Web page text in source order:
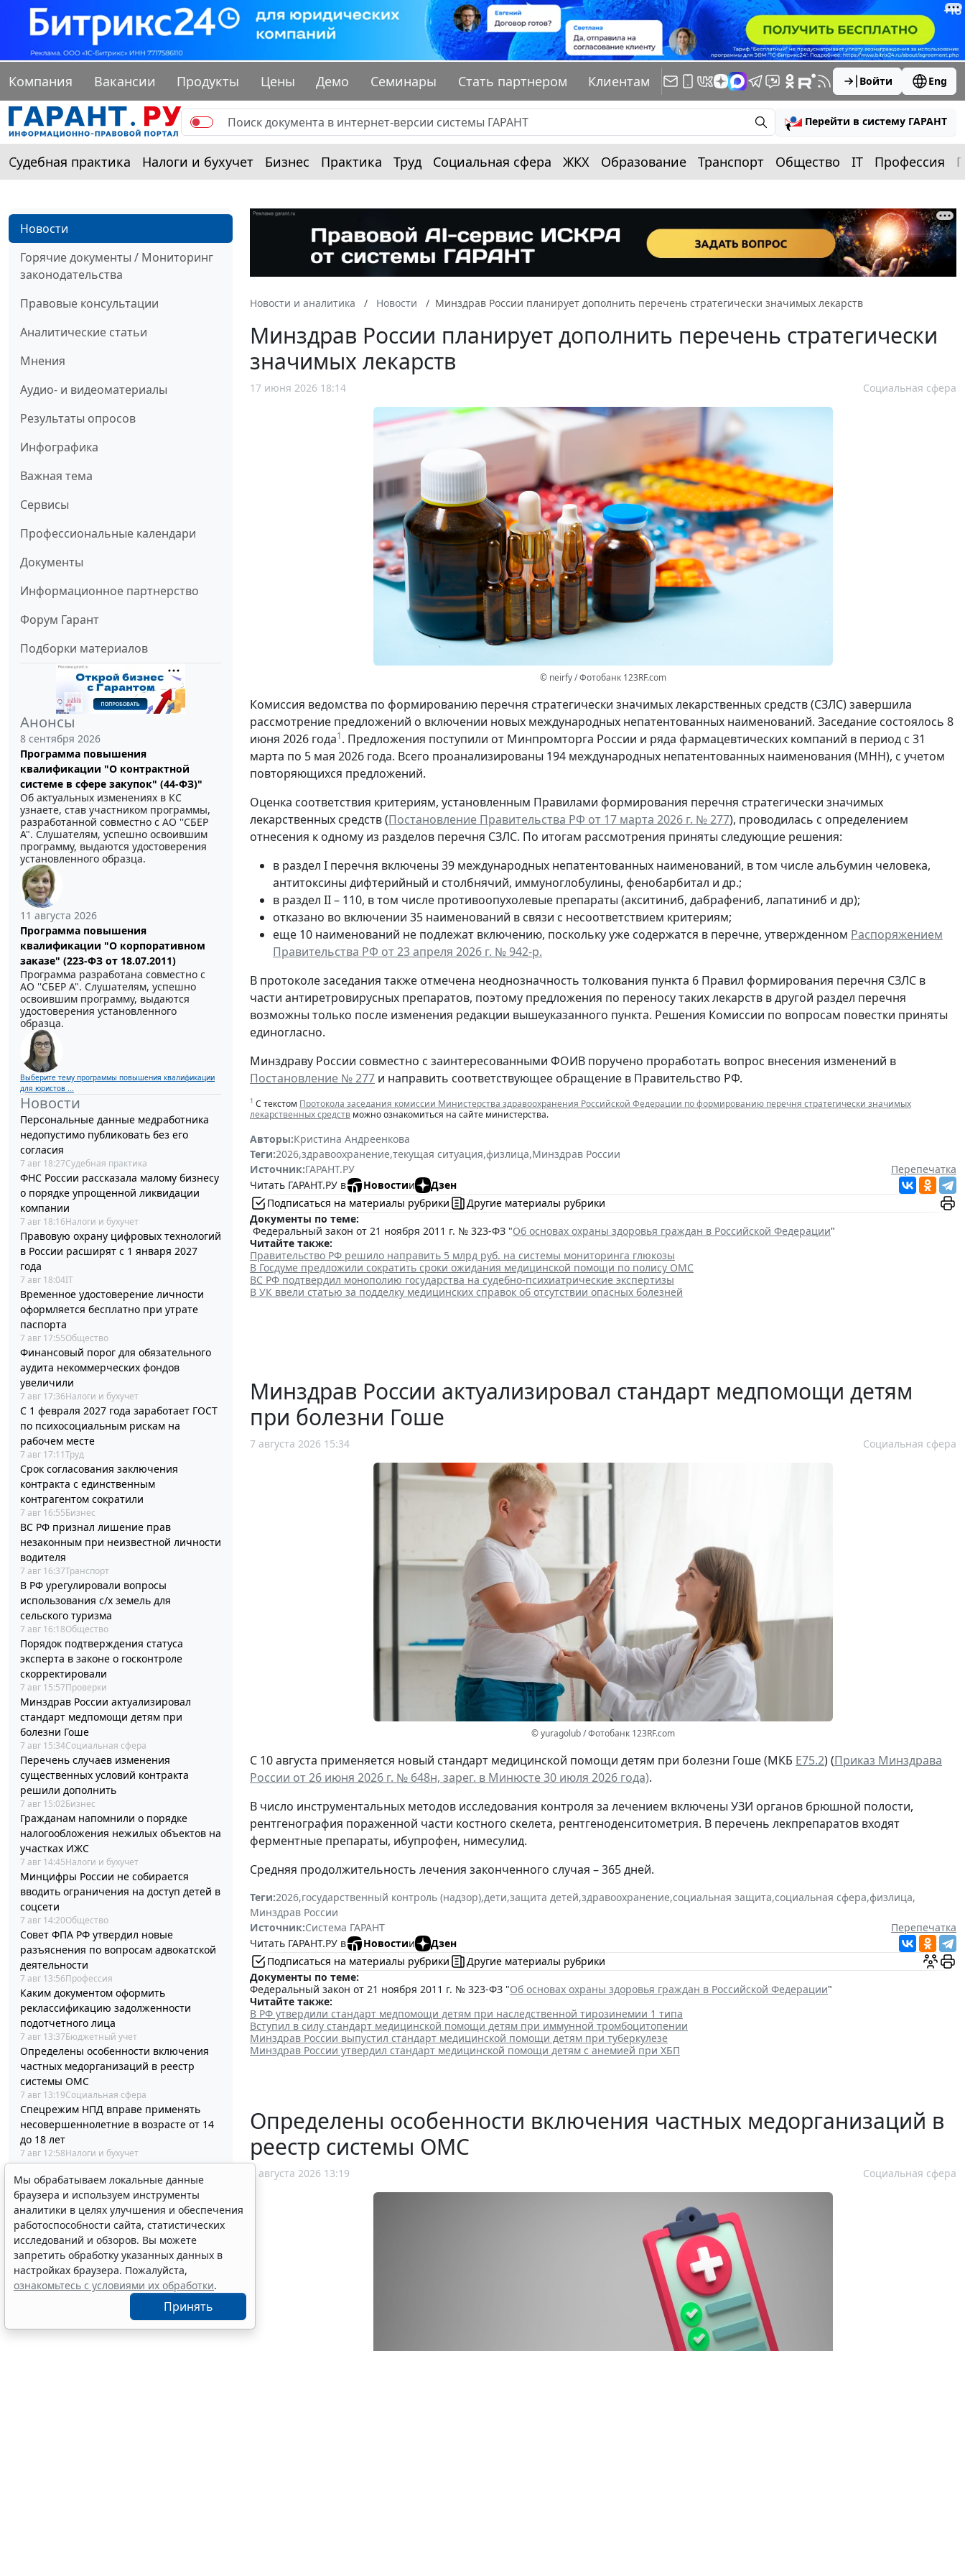
Компания Вакансии Продукты Цены Демо Семинары Стать партнером Клиентам Войти Eng
Перейти в систему ГАРАНТ
Судебная практика Налоги и бухучет Бизнес Практика Труд Социальная сфера ЖКХ Образование Транспорт Общество IT Профессия
Новости
Горячие документы / Мониторинг
законодательства
Правовые консультации
Аналитические статьи
Мнения
Аудио- и видеоматериалы
Результаты опросов
Инфографика
Важная тема
Сервисы
Профессиональные календари
Документы
Информационное партнерство
Форум Гарант
Подборки материалов
Анонсы
8 сентября 2026
Программа повышения
квалификации "О контрактной
системе в сфере закупок" (44-ФЗ)"
Об актуальных изменениях в КС
узнаете, став участником программы,
разработанной совместно с АО ''СБЕР
А". Слушателям, успешно освоившим
программу, выдаются удостоверения
установленного образца.
11 августа 2026
Программа повышения
квалификации "О корпоративном
заказе" (223-ФЗ от 18.07.2011)
Программа разработана совместно с
АО ''СБЕР А". Слушателям, успешно
освоившим программу, выдаются
удостоверения установленного
образца.
Выберите тему программы повышения квалификации
для юристов ...
Новости
Персональные данные медработника
недопустимо публиковать без его
согласия
7 авг 18:27Судебная практика
ФНС России рассказала малому бизнесу
о порядке упрощенной ликвидации
компании
7 авг 18:16Налоги и бухучет
Правовую охрану цифровых технологий
в России расширят с 1 января 2027
года
7 авг 18:04IT
Временное удостоверение личности
оформляется бесплатно при утрате
паспорта
7 авг 17:55Общество
Финансовый порог для обязательного
аудита некоммерческих фондов
увеличили
7 авг 17:36Налоги и бухучет
С 1 февраля 2027 года заработает ГОСТ
по психосоциальным рискам на
рабочем месте
7 авг 17:11Труд
Срок согласования заключения
контракта с единственным
контрагентом сократили
7 авг 16:55Бизнес
ВС РФ признал лишение прав
незаконным при неизвестной личности
водителя
7 авг 16:37Транспорт
В РФ урегулировали вопросы
использования с/х земель для
сельского туризма
7 авг 16:18Общество
Порядок подтверждения статуса
эксперта в законе о госконтроле
скорректировали
7 авг 15:57Проверки
Минздрав России актуализировал
стандарт медпомощи детям при
болезни Гоше
7 авг 15:34Социальная сфера
Перечень случаев изменения
существенных условий контракта
решили дополнить
7 авг 15:02Бизнес
Гражданам напомнили о порядке
налогообложения нежилых объектов на
участках ИЖС
7 авг 14:45Налоги и бухучет
Минцифры России не собирается
вводить ограничения на доступ детей в
соцсети
7 авг 14:20Общество
Совет ФПА РФ утвердил новые
разъяснения по вопросам адвокатской
деятельности
7 авг 13:56Профессия
Каким документом оформить
реклассификацию задолженности
подотчетного лица
7 авг 13:37Бюджетный учет
Определены особенности включения
частных медорганизаций в реестр
системы ОМС
7 авг 13:19Социальная сфера
Спецрежим НПД вправе применять
несовершеннолетние в возрасте от 14
до 18 лет
7 авг 12:58Налоги и бухучет
При госрегистрации судна определят
соответствие идентифицирующим
признакам
7 авг 12:34Транспорт
В Госдуме предложили заменить ЕГЭ
аттестацией в форме государственного
экзамена
7 авг 12:15Образование
Новости и аналитика Новости Минздрав России планирует дополнить перечень стратегически значимых лекарств
Минздрав России планирует дополнить перечень стратегически
значимых лекарств
17 июня 2026 18:14 Социальная сфера
© neirfy / Фотобанк 123RF.com
Комиссия ведомства по формированию перечня стратегически значимых лекарственных средств (СЗЛС) завершила
рассмотрение предложений о включении новых международных непатентованных наименований. Заседание состоялось 8
июня 2026 года1. Предложения поступили от Минпромторга России и ряда фармацевтических компаний в период с 31
марта по 5 мая 2026 года. Всего проанализированы 194 международных непатентованных наименования (МНН), с учетом
повторяющихся предложений.
Оценка соответствия критериям, установленным Правилами формирования перечня стратегически значимых
лекарственных средств (Постановление Правительства РФ от 17 марта 2026 г. № 277), проводилась с определением
отнесения к одному из разделов перечня СЗЛС. По итогам рассмотрения приняты следующие решения:
в раздел I перечня включены 39 международных непатентованных наименований, в том числе альбумин человека,
антитоксины дифтерийный и столбнячий, иммуноглобулины, фенобарбитал и др.;
в раздел II – 110, в том числе противоопухолевые препараты (акситиниб, дабрафениб, лапатиниб и др);
отказано во включении 35 наименований в связи с несоответствием критериям;
еще 10 наименований не подлежат включению, поскольку уже содержатся в перечне, утвержденном Распоряжением
Правительства РФ от 23 апреля 2026 г. № 942-р.
В протоколе заседания также отмечена неоднозначность толкования пункта 6 Правил формирования перечня СЗЛС в
части антиретровирусных препаратов, поэтому предложения по переносу таких лекарств в другой раздел перечня
возможны только после изменения редакции вышеуказанного пункта. Решения Комиссии по вопросам повестки приняты
единогласно.
Минздраву России совместно с заинтересованными ФОИВ поручено проработать вопрос внесения изменений в
Постановление № 277 и направить соответствующее обращение в Правительство РФ.
1 С текстом Протокола заседания комиссии Министерства здравоохранения Российской Федерации по формированию перечня стратегически значимых
лекарственных средств можно ознакомиться на сайте министерства.
Авторы:Кристина Андреенкова
Теги:2026,здравоохранение,текущая ситуация,физлица,Минздрав России
Источник:ГАРАНТ.РУ
Перепечатка
Читать ГАРАНТ.РУ в
Новостии
Дзен
Подписаться на материалы рубрики
Другие материалы рубрики
Документы по теме:
Федеральный закон от 21 ноября 2011 г. № 323-ФЗ "Об основах охраны здоровья граждан в Российской Федерации"
Читайте также:
Правительство РФ решило направить 5 млрд руб. на системы мониторинга глюкозы
В Госдуме предложили сократить сроки ожидания медицинской помощи по полису ОМС
ВС РФ подтвердил монополию государства на судебно-психиатрические экспертизы
В УК ввели статью за подделку медицинских справок об отсутствии опасных болезней
Минздрав России актуализировал стандарт медпомощи детям
при болезни Гоше
7 августа 2026 15:34 Социальная сфера
© yuragolub / Фотобанк 123RF.com
С 10 августа применяется новый стандарт медицинской помощи детям при болезни Гоше (МКБ Е75.2) (Приказ Минздрава
России от 26 июня 2026 г. № 648н, зарег. в Минюсте 30 июля 2026 года).
В число инструментальных методов исследования контроля за лечением включены УЗИ органов брюшной полости,
рентгенография пораженной части костного скелета, рентгеноденситометрия. В перечень лекпрепаратов входят
ферментные препараты, ибупрофен, нимесулид.
Средняя продолжительность лечения законченного случая – 365 дней.
Теги:2026,государственный контроль (надзор),дети,защита детей,здравоохранение,социальная защита,социальная сфера,физлица,
Минздрав России
Источник:Система ГАРАНТ
Перепечатка
Читать ГАРАНТ.РУ в
Новостии
Дзен
Подписаться на материалы рубрики
Другие материалы рубрики
Документы по теме:
Федеральный закон от 21 ноября 2011 г. № 323-ФЗ "Об основах охраны здоровья граждан в Российской Федерации"
Читайте также:
В РФ утвердили стандарт медпомощи детям при наследственной тирозинемии 1 типа
Вступил в силу стандарт медицинской помощи детям при иммунной тромбоцитопении
Минздрав России выпустил стандарт медицинской помощи детям при туберкулезе
Минздрав России утвердил стандарт медицинской помощи детям с анемией при ХБП
Определены особенности включения частных медорганизаций в
реестр системы ОМС
7 августа 2026 13:19 Социальная сфера
Мы обрабатываем локальные данные
браузера и используем инструменты
аналитики в целях улучшения и обеспечения
работоспособности сайта, статистических
исследований и обзоров. Вы можете
запретить обработку указанных данных в
настройках браузера. Пожалуйста,
ознакомьтесь с условиями их обработки.
Принять